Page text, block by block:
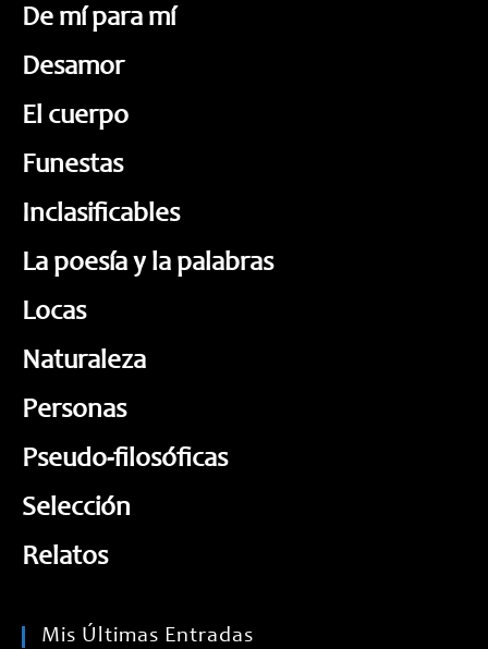
De mí para mí
Desamor
El cuerpo
Funestas
Inclasificables
La poesía y la palabras
Locas
Naturaleza
Personas
Pseudo-filosóficas
Selección
Relatos
Mis Últimas Entradas